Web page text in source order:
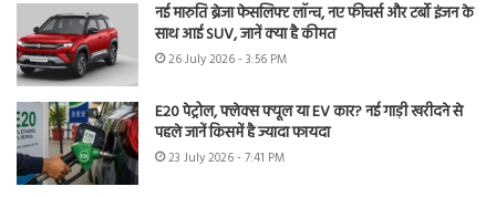
नई मारुति ब्रेजा फेसलिफ्ट लॉन्च, नए फीचर्स और टर्बो इंजन के
साथ आई SUV, जानें क्या है कीमत
26 July 2026 - 3:56 PM
E20 पेट्रोल, फ्लेक्स फ्यूल या EV कार? नई गाड़ी खरीदने से
पहले जानें किसमें है ज्यादा फायदा
23 July 2026 - 7:41 PM